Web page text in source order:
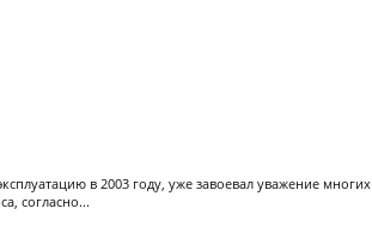
в 2003 году, уже завоевал уважение многих
согласно...